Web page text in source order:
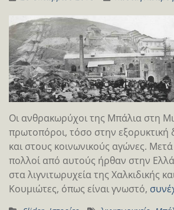
Οι ανθρακωρύχοι της Μπάλια στη
πρωτοπόροι, τόσο στην εξορυκτική
και στους κοινωνικούς αγώνες.
πολλοί από αυτούς ήρθαν στην
στα λιγνιτωρυχεία της Χαλκιδικής
Κουμιώτες, όπως είναι γνωστό,